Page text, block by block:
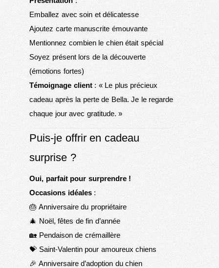
Emballez avec soin et délicatesse
Ajoutez carte manuscrite émouvante
Mentionnez combien le chien était spécial
Soyez présent lors de la découverte
(émotions fortes)
Témoignage client: « Le plus précieux
cadeau après la perte de Bella. Je le regarde
chaque jour avec gratitude. »
Puis-je offrir en cadeau
surprise ?
Oui, parfait pour surprendre !
Occasions idéales:
🎂 Anniversaire du propriétaire
🎄 Noël, fêtes de fin d’année
🏡 Pendaison de crémaillère
💝 Saint-Valentin pour amoureux chiens
🎉 Anniversaire d’adoption du chien